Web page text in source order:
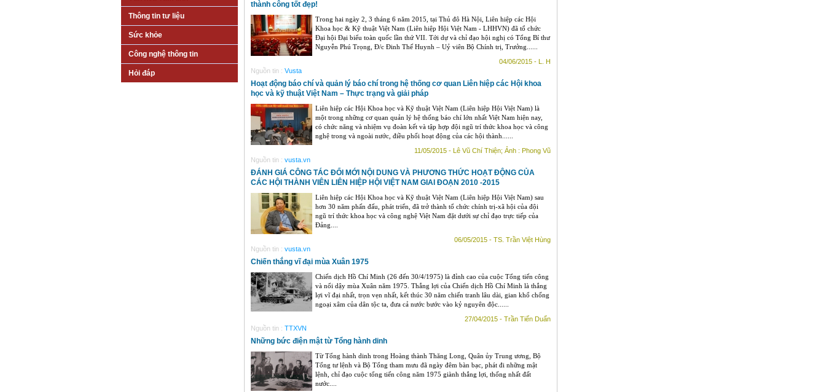
Thông tin tư liệu
Sức khỏe
Công nghệ thông tin
Hỏi đáp
thành công tốt đẹp!
Trong hai ngày 2, 3 tháng 6 năm 2015, tại Thủ đô Hà Nội, Liên hiệp các Hội
Khoa học & Kỹ thuật Việt Nam (Liên hiệp Hội Việt Nam - LHHVN) đã tổ chức
Đại hội Đại biểu toàn quốc lần thứ VII. Tới dự và chỉ đạo hội nghị có Tổng Bí thư
Nguyễn Phú Trọng, Đ/c Đinh Thế Huynh – Uỷ viên Bộ Chính trị, Trưởng......
04/06/2015 - L. H
Nguồn tin : Vusta
Hoạt động báo chí và quản lý báo chí trong hệ thống cơ quan Liên hiệp các Hội khoa
học và kỹ thuật Việt Nam – Thực trạng và giải pháp
Liên hiệp các Hội Khoa học và Kỹ thuật Việt Nam (Liên hiệp Hội Việt Nam) là
một trong những cơ quan quản lý hệ thống báo chí lớn nhất Việt Nam hiện nay,
có chức năng và nhiệm vụ đoàn kết và tập hợp đội ngũ trí thức khoa học và công
nghệ trong và ngoài nước, điều phối hoạt động của các hội thành......
11/05/2015 - Lê Vũ Chí Thiện; Ảnh : Phong Vũ
Nguồn tin : vusta.vn
ĐÁNH GIÁ CÔNG TÁC ĐỔI MỚI NỘI DUNG VÀ PHƯƠNG THỨC HOẠT ĐỘNG CỦA
CÁC HỘI THÀNH VIÊN LIÊN HIỆP HỘI VIỆT NAM GIAI ĐOẠN 2010 -2015
Liên hiệp các Hội Khoa học và Kỹ thuật Việt Nam (Liên hiệp Hội Việt Nam) sau
hơn 30 năm phấn đấu, phát triển, đã trở thành tổ chức chính trị-xã hội của đội
ngũ trí thức khoa học và công nghệ Việt Nam đặt dưới sự chỉ đạo trực tiếp của
Đảng....
06/05/2015 - TS. Trần Việt Hùng
Nguồn tin : vusta.vn
Chiến thắng vĩ đại mùa Xuân 1975
Chiến dịch Hồ Chí Minh (26 đến 30/4/1975) là đỉnh cao của cuộc Tổng tiến công
và nổi dậy mùa Xuân năm 1975. Thắng lợi của Chiến dịch Hồ Chí Minh là thắng
lợi vĩ đại nhất, trọn vẹn nhất, kết thúc 30 năm chiến tranh lâu dài, gian khổ chống
ngoại xâm của dân tộc ta, đưa cả nước bước vào kỷ nguyên độc......
27/04/2015 - Trần Tiến Duẩn
Nguồn tin : TTXVN
Những bức điện mật từ Tổng hành dinh
Từ Tổng hành dinh trong Hoàng thành Thăng Long, Quân ủy Trung ương, Bộ
Tổng tư lệnh và Bộ Tổng tham mưu đã ngày đêm bàn bạc, phát đi những mật
lệnh, chỉ đạo cuộc tổng tiến công năm 1975 giành thắng lợi, thống nhất đất
nước....